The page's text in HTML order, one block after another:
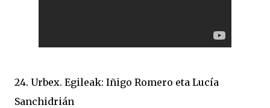
24. Urbex. Egileak: Iñigo Romero eta Lucía
Sanchidrián